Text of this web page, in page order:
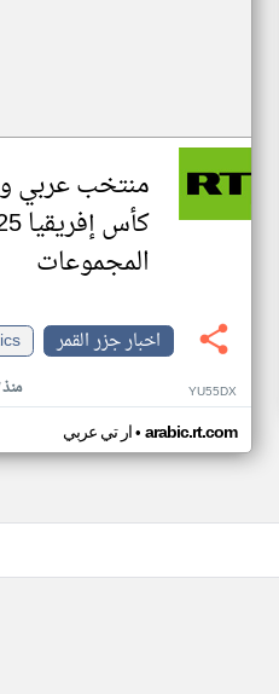
منتخب عربي
المجموعات
اخبار جزر القمر
منذ ٧ أشهر YU55DX
ار تي عربي• arabic.rt.com